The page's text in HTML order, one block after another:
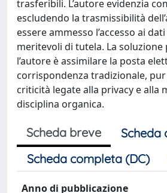
trasferibili. L’autore evidenzia
escludendo la trasmissibilità
essere ammesso l’accesso ai
meritevoli di tutela. La
l’autore è assimilare la posta
corrispondenza tradizionale,
criticità legate alla privacy e alla
disciplina organica.
Scheda breve
Scheda
Scheda completa (DC)
Anno di pubblicazione